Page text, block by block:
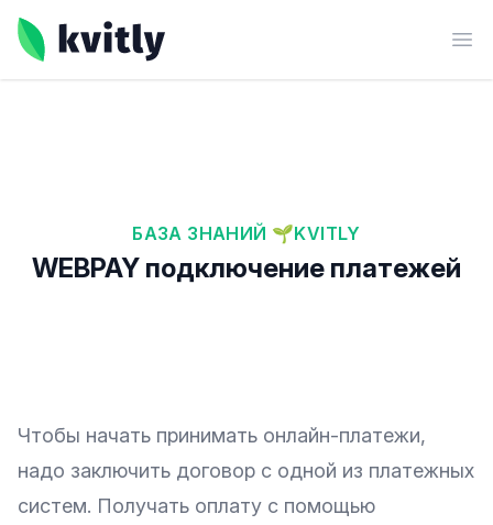
kvitly
БАЗА ЗНАНИЙ 🌱KVITLY
WEBPAY подключение платежей
Чтобы начать принимать онлайн-платежи,
надо заключить договор с одной из платежных
систем. Получать оплату с помощью